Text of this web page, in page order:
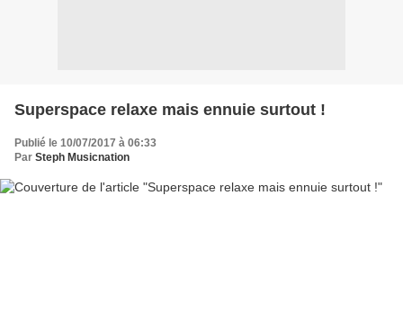
Superspace relaxe mais ennuie surtout !
Publié le 10/07/2017 à 06:33
Par Steph Musicnation